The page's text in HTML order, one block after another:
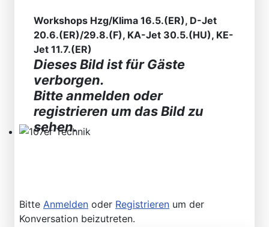
Workshops Hzg/Klima 16.5.(ER), D-Jet
20.6.(ER)/29.8.(F), KA-Jet 30.5.(HU), KE-
Jet 11.7.(ER)
Dieses Bild ist für Gäste
verborgen.
Bitte anmelden oder
registrieren um das Bild zu
sehen.
Bitte Anmelden oder Registrieren um der
Konversation beizutreten.